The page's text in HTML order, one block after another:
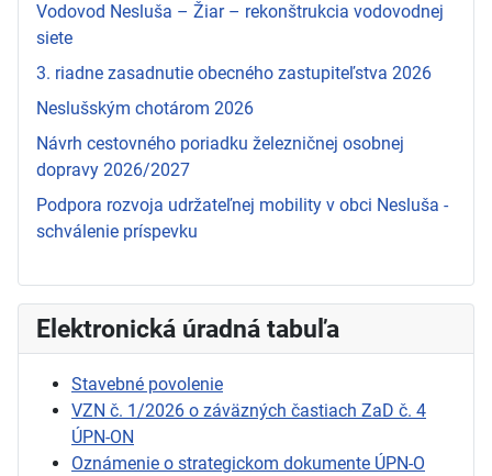
Vodovod Nesluša – Žiar – rekonštrukcia vodovodnej
siete
3. riadne zasadnutie obecného zastupiteľstva 2026
Neslušským chotárom 2026
Návrh cestovného poriadku železničnej osobnej
dopravy 2026/2027
Podpora rozvoja udržateľnej mobility v obci Nesluša -
schválenie príspevku
Elektronická úradná tabuľa
Stavebné povolenie
VZN č. 1/2026 o záväzných častiach ZaD č. 4
ÚPN-ON
Oznámenie o strategickom dokumente ÚPN-O